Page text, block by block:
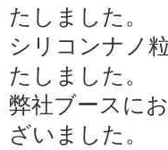
たしました。
シリコンナノ
たしました。
弊社ブースに
ざいました。